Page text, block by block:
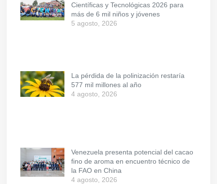
Científicas y Tecnológicas 2026 para
más de 6 mil niños y jóvenes
5 agosto, 2026
La pérdida de la polinización restaría
577 mil millones al año
4 agosto, 2026
Venezuela presenta potencial del cacao
fino de aroma en encuentro técnico de
la FAO en China
4 agosto, 2026